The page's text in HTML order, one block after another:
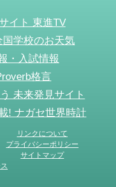
イト 東進TV
学校のお天気
・入試情報
格言
未来発見サイト
! ナガセ世界時計
リンクについて
プライバシーポリシー
サイトマップ